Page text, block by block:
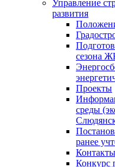
Управление
развития
сезона
Проекты
среды
ранее
Контакты
Конкурс